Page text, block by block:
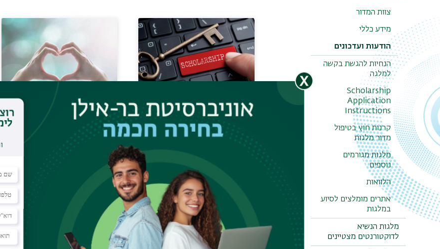
צוות המדור
מידע כללי
הודעות ועדכונים
הנחיות להגשת בקשה
למלגה
Scholarship
Application
Instructions
קרנות חוץ בטיפול
מדור מלגות
מלגות מגורמים
נוספים
הלוואות
אתרים מומלצים לסיוע
במלגות
מלגות הנשיא
לדוקטורנטים מצטיינים
סוציואקונומי מעורבות חברתית
תחומי לימוד תארים מתקדמים